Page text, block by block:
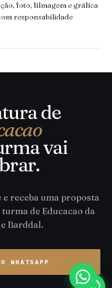
foto, filmagem e gráfica
responsabilidade
de
vai
receba uma proposta
de Educacao da
Barddal.
WHATSAPP